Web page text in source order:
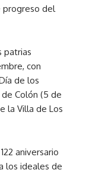
progreso del
patrias
con
de los
Colón (5 de
la Villa de Los
aniversario
los ideales de